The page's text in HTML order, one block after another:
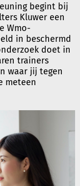
begint bij
Kluwer een
Wmo-
in beschermd
doet in
trainers
waar jij tegen
meteen